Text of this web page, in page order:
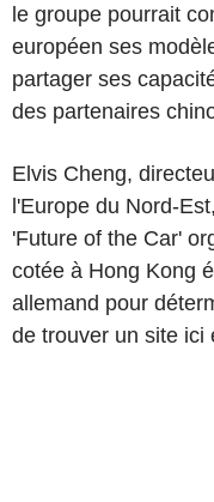
le groupe pourrait
européen ses
partager ses
des partenaires
Elvis Cheng,
l'Europe du Nord-
'Future of the Car'
cotée à Hong Kong
allemand pour
de trouver un site ici